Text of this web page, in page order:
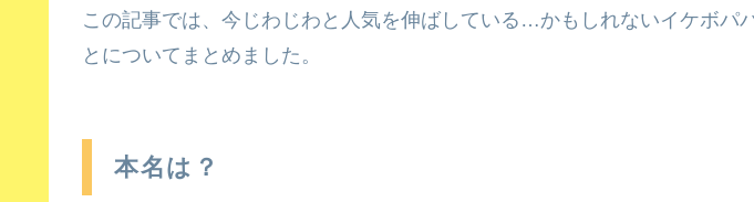
この記事では、今じわじわと人気を伸ばしている…かもしれないイケボパ
とについてまとめました。
本名は？